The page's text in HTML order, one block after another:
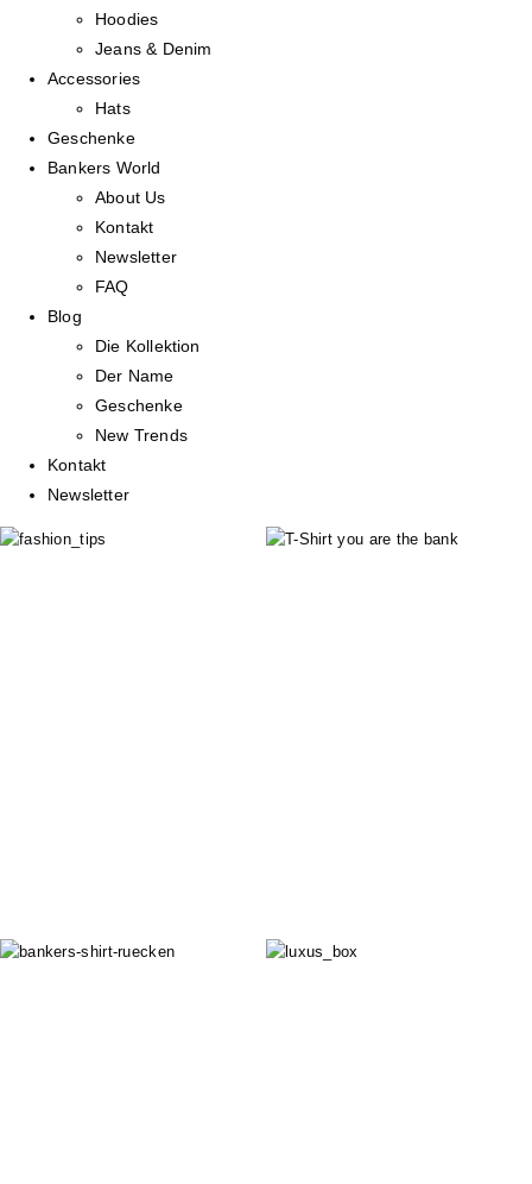
Hoodies
Jeans & Denim
Accessories
Hats
Geschenke
Bankers World
About Us
Kontakt
Newsletter
FAQ
Blog
Die Kollektion
Der Name
Geschenke
New Trends
Kontakt
Newsletter